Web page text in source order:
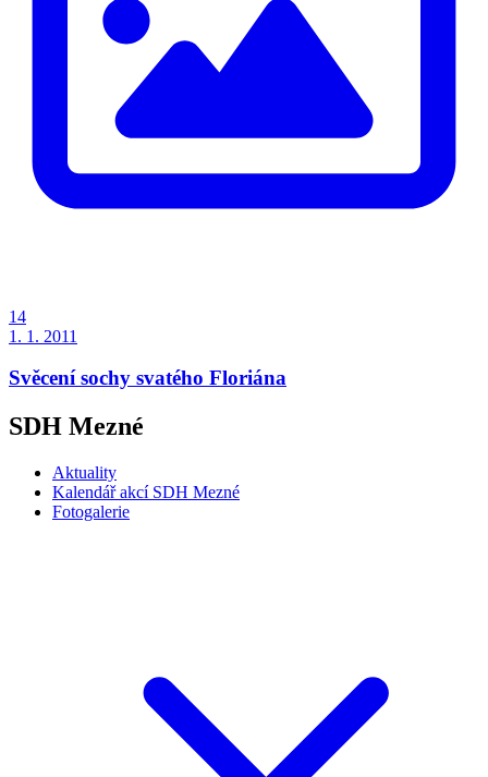
14
1. 1. 2011
Svěcení sochy svatého Floriána
SDH Mezné
Aktuality
Kalendář akcí SDH Mezné
Fotogalerie